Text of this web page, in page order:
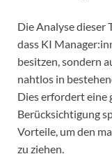
Die Analyse dieser
dass KI
besitzen, sondern
nahtlos in
Dies erfordert eine
Berücksichtigung
Vorteile, um den
zu ziehen.